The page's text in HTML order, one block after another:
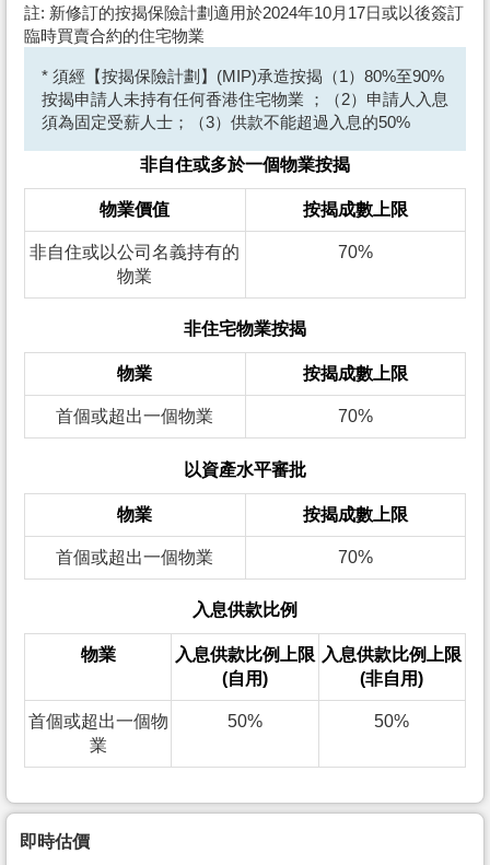
註: 新修訂的按揭保險計劃適用於2024年10月17日或以後簽訂
臨時買賣合約的住宅物業
* 須經【按揭保險計劃】(MIP)承造按揭（1）80%至90%
按揭申請人未持有任何香港住宅物業 ；（2）申請人入息
須為固定受薪人士；（3）供款不能超過入息的50%
非自住或多於一個物業按揭
物業價值 按揭成數上限
非自住或以公司名義持有的
物業
70%
非住宅物業按揭
物業 按揭成數上限
首個或超出一個物業 70%
以資產水平審批
物業 按揭成數上限
首個或超出一個物業 70%
入息供款比例
物業
入息供款比例上限
(自用)
入息供款比例上限
(非自用)
首個或超出一個物
業
50% 50%
即時估價